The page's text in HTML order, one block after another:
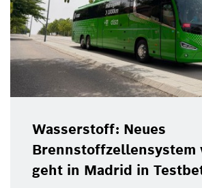
Wasserstoff: Neues
Brennstoffzellensystem
geht in Madrid in